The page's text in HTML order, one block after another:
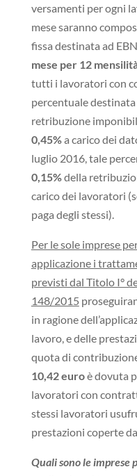
versamenti per ogni
mese saranno
fissa destinata ad
mese per 12
tutti i lavoratori con
percentuale destinata
retribuzione
0,45%a carico dei
luglio 2016, tale
0,15%della
carico dei lavoratori
paga degli stessi).
Per le sole imprese
applicazione i
previsti dal Titolo I°
148/2015
in ragione
lavoro, e delle
quota di
10,42 euroè dovuta
lavoratori con
stessi lavoratori
prestazioni coperte
Quali sono le imprese